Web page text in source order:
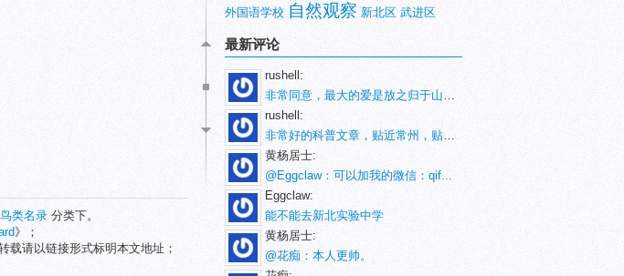
类名录 分类下。
》；
载请以链接形式标明本文地址；
外国语学校 自然观察 新北区 武进区
最新评论
rushell:
非常同意，最大的爱是放之归于山林。
rushell:
非常好的科普文章，贴近常州，贴近生活！
黄杨居士:
@Eggclaw：可以加我的微信：qif...
Eggclaw:
能不能去新北实验中学
黄杨居士:
@花痴：本人更帅。